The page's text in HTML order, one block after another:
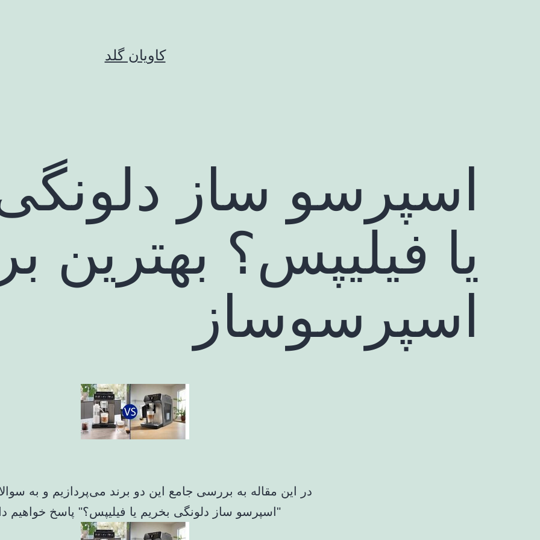
کاویان گلد
اسپرسو ساز
یا فیلیپس؟ بهترین
اسپرسوساز
در این مقاله به بررسی جامع این دو برند می‌پردازیم و به
"اسپرسو ساز دلونگی بخریم یا فیلیپس؟" پاسخ خواهیم